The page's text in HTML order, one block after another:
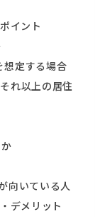
イント
想定する場合
れ以上の居住
向いている人
デメリット